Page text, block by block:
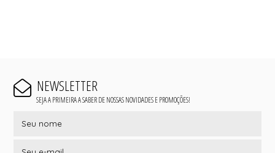
NEWSLETTER
SEJA A PRIMEIRA A SABER DE NOSSAS NOVIDADES E PROMOÇÕES!